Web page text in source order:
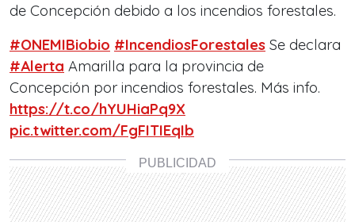
de Concepción debido a los incendios forestales.
#ONEMIBiobio #IncendiosForestales Se declara
#Alerta Amarilla para la provincia de
Concepción por incendios forestales. Más info.
https://t.co/hYUHiaPq9X
pic.twitter.com/FgFITIEqIb